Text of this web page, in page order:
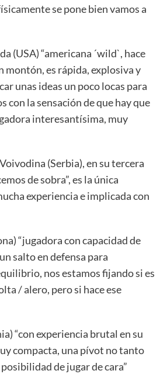
se pone bien vamos a
(USA) “americana ´wild`, hace
montón, es rápida, explosiva y
unas ideas un poco locas para
con la sensación de que hay que
interesantísima, muy
(Serbia), en su tercera
de sobra”, es la única
experiencia e implicada con
“jugadora con capacidad de
salto en defensa para
nos estamos fijando si es
/ alero, pero si hace ese
“con experiencia brutal en su
compacta, una pívot no tanto
de jugar de cara”